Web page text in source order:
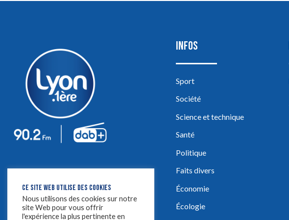
INFOS
Sport
Société
Science et technique
Santé
Politique
Faits divers
Économie
Écologie
CE SITE WEB UTILISE DES COOKIES
Nous utilisons des cookies sur notre
site Web pour vous offrir
l'expérience la plus pertinente en